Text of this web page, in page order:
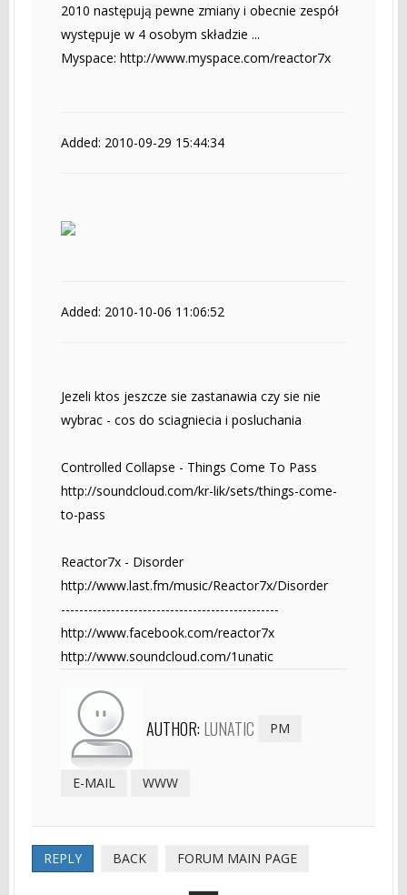
2010 następują pewne zmiany i obecnie zespół
występuje w 4 osobym składzie ...
Myspace: http://www.myspace.com/reactor7x
Added: 2010-09-29 15:44:34
Added: 2010-10-06 11:06:52
Jezeli ktos jeszcze sie zastanawia czy sie nie
wybrac - cos do sciagniecia i posluchania
Controlled Collapse - Things Come To Pass
http://soundcloud.com/kr-lik/sets/things-come-
to-pass
Reactor7x - Disorder
http://www.last.fm/music/Reactor7x/Disorder
------------------------------------------------
http://www.facebook.com/reactor7x
http://www.soundcloud.com/1unatic
AUTHOR: LUNATIC PM
E-MAIL WWW
REPLY BACK FORUM MAIN PAGE